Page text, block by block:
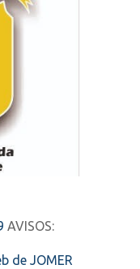
AVISOS:
de JOMER